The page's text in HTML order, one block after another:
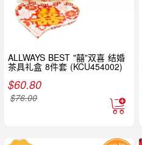
ALLWAYS BEST "囍"双喜 结婚
茶具礼盒 8件套 (KCU454002)
$60.80
$76.00